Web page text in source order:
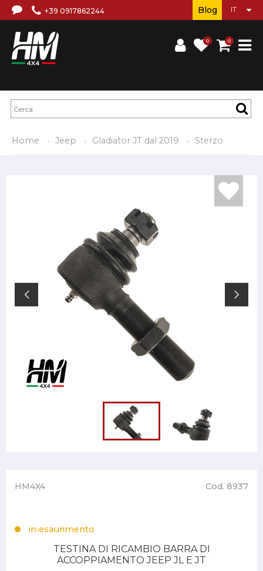
+39 0917862244
0 0
Blog
Home Jeep Gladiator JT dal 2019 Sterzo
HM4X4 Cod. 8937
in esaurimento
TESTINA DI RICAMBIO BARRA DI
ACCOPPIAMENTO JEEP JL E JT